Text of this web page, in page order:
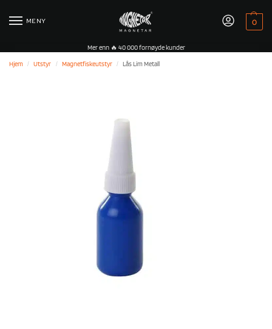
MENY 0
Mer enn 🔥 40 000 fornøyde kunder
Hjem
/ Utstyr / Magnetfiskeutstyr / Lås Lim Metall